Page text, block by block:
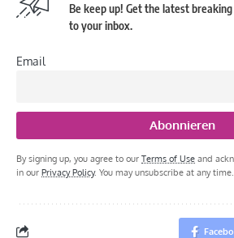
Be keep up! Get the latest
to your inbox.
Email
By signing up, you agree to our Terms of Use and
in our Privacy Policy. You may unsubscribe at any time.